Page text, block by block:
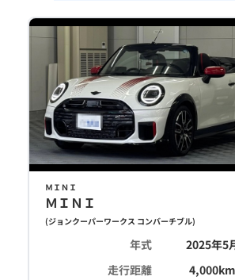
ＭＩＮＩ
ＭＩＮＩ
(ジョンクーパーワークス コンバーチブル)
年式
2025年5
走行距離
4,000km